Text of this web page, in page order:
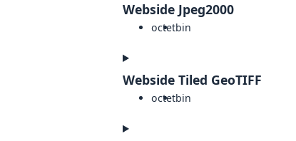
Webside Jpeg2000
octetbin
Webside Tiled GeoTIFF
octetbin